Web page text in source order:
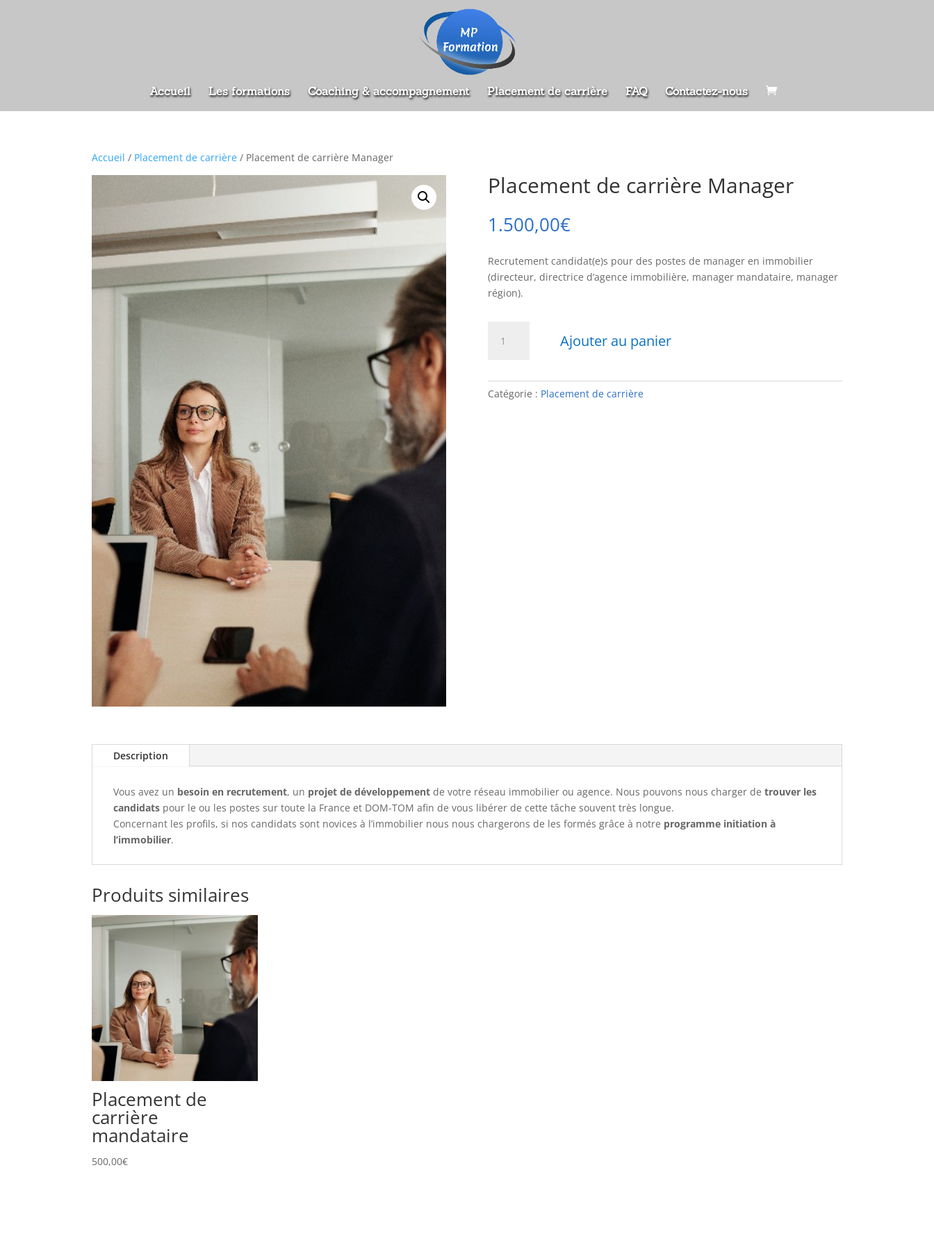
Accueil Les formations Coaching & accompagnement Placement de carrière FAQ Contactez-nous
Accueil / Placement de carrière / Placement de carrière Manager
Placement de carrière Manager
1.500,00€
Recrutement candidat(e)s pour des postes de manager en immobilier
(directeur, directrice d’agence immobilière, manager mandataire, manager
région).
carrière
Ajouter au panier
Catégorie : Placement de carrière
Description
Vous avez un besoin en recrutement, un projet de développement de votre réseau immobilier ou agence. Nous pouvons nous charger de trouver les
candidats pour le ou les postes sur toute la France et DOM-TOM afin de vous libérer de cette tâche souvent très longue.
Concernant les profils, si nos candidats sont novices à l’immobilier nous nous chargerons de les formés grâce à notre programme initiation à
l’immobilier.
Produits similaires
Placement de
carrière
mandataire
500,00€